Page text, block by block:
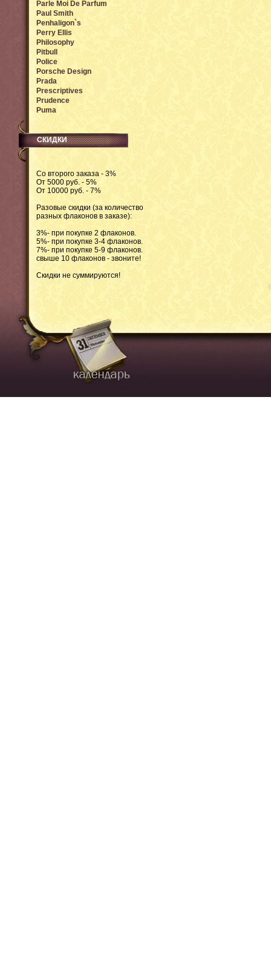
Parle Moi De Parfum
Paul Smith
Penhaligon`s
Perry Ellis
Philosophy
Pitbull
Police
Porsche Design
Prada
Prescriptives
Prudence
Puma
СКИДКИ
Со второго заказа - 3%
От 5000 руб. - 5%
От 10000 руб. - 7%
Разовые скидки (за количество
разных флаконов в заказе):
3%- при покупке 2 флаконов.
5%- при покупке 3-4 флаконов.
7%- при покупке 5-9 флаконов.
свыше 10 флаконов - звоните!
Скидки не суммируются!